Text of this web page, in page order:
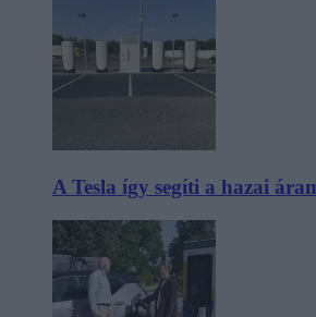
A Tesla így segíti a hazai